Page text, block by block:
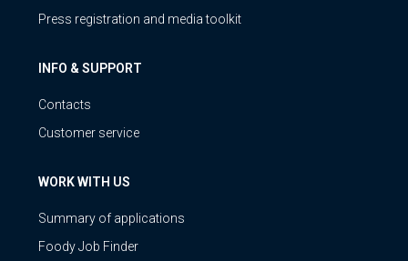
Press registration and media toolkit
INFO & SUPPORT
Contacts
Customer service
WORK WITH US
Summary of applications
Foody Job Finder